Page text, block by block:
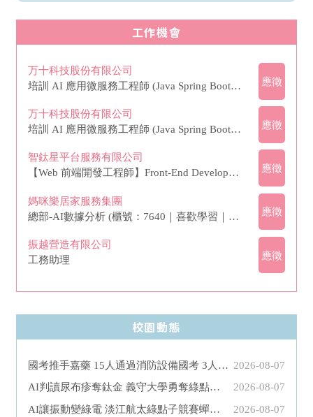
工作機會
万十科技股份有限公司
培訓 AI 應用微服務工程師 (Java Spring Boot + AI API / 無經驗可)
應徵
万十科技股份有限公司
培訓 AI 應用微服務工程師 (Java Spring Boot + AI API / 無經驗可)
應徵
智鈦星平台服務有限公司
【Web 前端開發工程師】Front-End Development
應徵
媽咪樂居家服務集團
總部-AI數據分析 (櫃號：7640｜喜歡學習｜挑戰自我｜AI思維)
應徵
振越營造有限公司
工務助理
應徵
校園動態
國考推手嘉藥 15人通過消防設備國考 3人考取消防設備師 2026-08-07
AI判讀尿布疹奪鈦金 義守大學勇奪綠點子發明6獎
2026-08-07
AI讓振動變綠電 淡江航太綠點子競賽蟬聯鈦金獎
2026-08-07